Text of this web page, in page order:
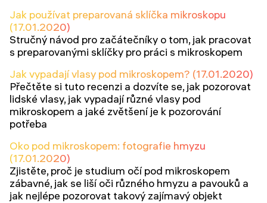
Jak používat preparovaná sklíčka mikroskopu
(17.01.2020)
Stručný návod pro začátečníky o tom, jak pracovat
s preparovanými sklíčky pro práci s mikroskopem
Jak vypadají vlasy pod mikroskopem? (17.01.2020)
Přečtěte si tuto recenzi a dozvíte se, jak pozorovat
lidské vlasy, jak vypadají různé vlasy pod
mikroskopem a jaké zvětšení je k pozorování
potřeba
Oko pod mikroskopem: fotografie hmyzu
(17.01.2020)
Zjistěte, proč je studium očí pod mikroskopem
zábavné, jak se liší oči různého hmyzu a pavouků a
jak nejlépe pozorovat takový zajímavý objekt